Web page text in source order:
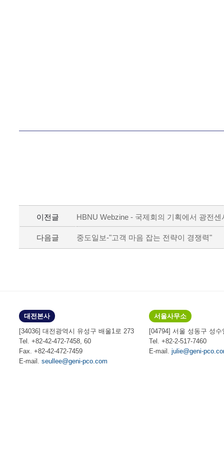
이전글 HBNU Webzine - 국제회의 기획에서 광전센
다음글 중도일보-"고객 마음 잡는 전략이 경쟁력"
대전본사
[34036] 대전광역시 유성구 배울1로 273
Tel. +82-42-472-7458, 60
Fax. +82-42-472-7459
E-mail. seullee@geni-pco.com
서울사무소
[04794] 서울 성동구 성
Tel. +82-2-517-7460
E-mail. julie@geni-